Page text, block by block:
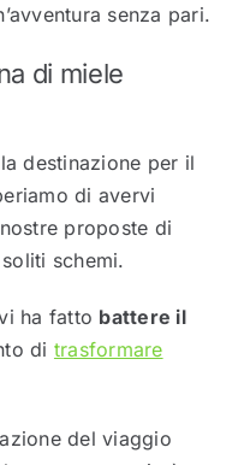
senza pari.
di miele
destinazione per il
di avervi
proposte di
schemi.
ha fatto battere il
di trasformare
del viaggio